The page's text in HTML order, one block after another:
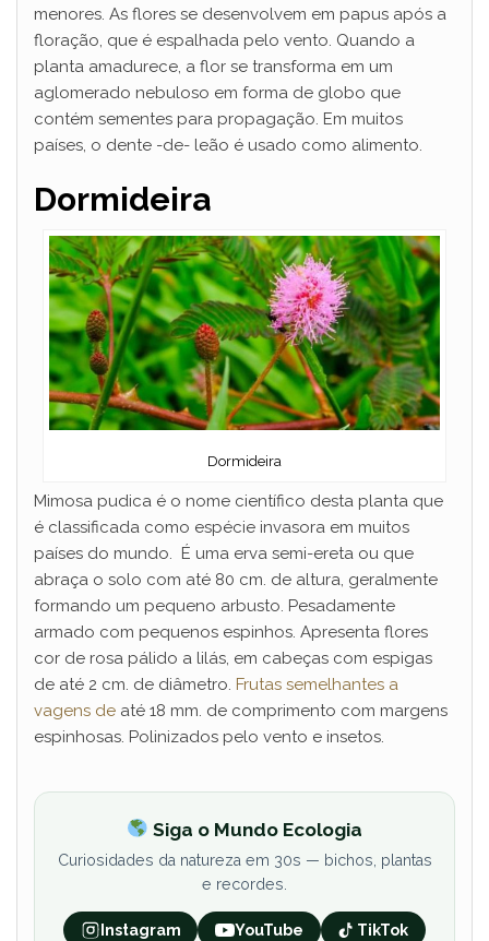
menores. As flores se desenvolvem em papus após a
floração, que é espalhada pelo vento. Quando a
planta amadurece, a flor se transforma em um
aglomerado nebuloso em forma de globo que
contém sementes para propagação. Em muitos
países, o dente -de- leão é usado como alimento.
Dormideira
Dormideira
Mimosa pudica é o nome científico desta planta que
é classificada como espécie invasora em muitos
países do mundo. É uma erva semi-ereta ou que
abraça o solo com até 80 cm. de altura, geralmente
formando um pequeno arbusto. Pesadamente
armado com pequenos espinhos. Apresenta flores
cor de rosa pálido a lilás, em cabeças com espigas
de até 2 cm. de diâmetro. Frutas semelhantes a
vagens de até 18 mm. de comprimento com margens
espinhosas. Polinizados pelo vento e insetos.
Siga o Mundo Ecologia
Curiosidades da natureza em 30s — bichos, plantas
e recordes.
Instagram YouTube TikTok